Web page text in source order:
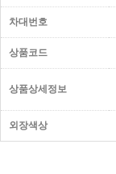
차대번호
상품코드
상품상세정보
외장색상